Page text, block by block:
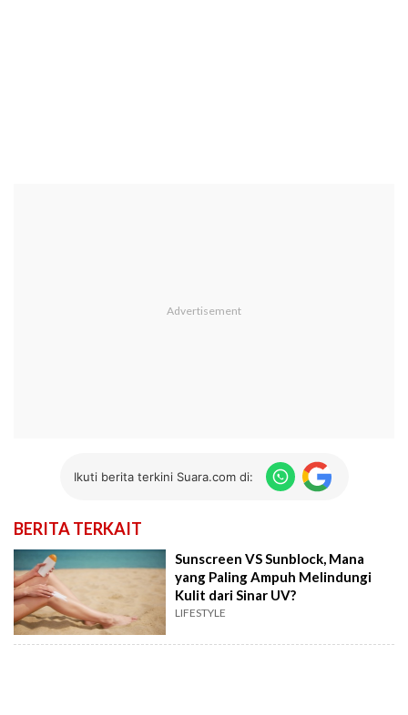
Ikuti berita terkini Suara.com di:
BERITA TERKAIT
Sunscreen VS Sunblock, Mana
yang Paling Ampuh Melindungi
Kulit dari Sinar UV?
LIFESTYLE